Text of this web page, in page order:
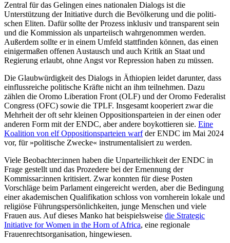
Zentral für das Gelingen eines natio­nalen Dialogs ist die
Unterstützung der Initia­tive durch die Bevölkerung und die politi­
schen Eliten. Dafür sollte der Prozess in­klusiv und transparent sein
und die Kom­mission als unparteiisch wahr­genommen werden.
Außerdem sollte er in einem Um­feld stattfinden können, das einen
einiger­maßen offenen Aus­tausch und auch Kritik an Staat und
Regierung erlaubt, ohne Angst vor Repression haben zu müssen.
Die Glaubwürdigkeit des Dialogs in Äthio­pien leidet darunter, dass
einflussreiche politische Kräfte nicht an ihm teilnehmen. Dazu
zählen die Oromo Liberation Front (OLF) und der Oromo Federalist
Congress (OFC) sowie die TPLF. Insgesamt kooperiert zwar die
Mehrheit der oft sehr kleinen Oppositionsparteien in der einen oder
anderen Form mit der ENDC, aber andere boykottieren sie. Eine
Koalition von elf Oppositionsparteien warfder ENDC im Mai 2024
vor, für »politische Zwecke« in­strumen­talisiert zu werden.
Viele Beobachter:innen haben die Unparteilichkeit der ENDC in
Frage gestellt und das Prozedere bei der Ernennung der
Kommissar:innen kritisiert. Zwar konnten für diese Posten
Vorschläge beim Parlament ein­gereicht werden, aber die Bedin­gung
einer akademischen Qualifikation schloss von vornherein lokale und
religiöse Füh­rungspersönlichkeiten, junge Menschen und viele
Frauen aus. Auf dieses Manko hat beispielsweise die Strategic
Initiative for Women in the Horn of Africa, eine regio­nale
Frauenrechtsorganisation, hingewiesen.